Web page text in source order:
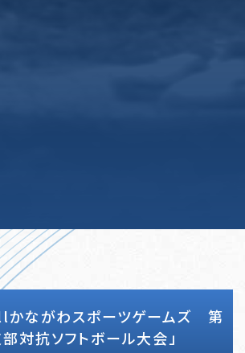
かながわスポーツゲームズ 第
対抗ソフトボール大会」